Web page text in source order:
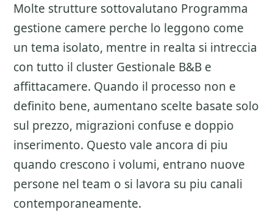
Molte strutture sottovalutano Programma
gestione camere perche lo leggono come
un tema isolato, mentre in realta si intreccia
con tutto il cluster Gestionale B&B e
affittacamere. Quando il processo non e
definito bene, aumentano scelte basate solo
sul prezzo, migrazioni confuse e doppio
inserimento. Questo vale ancora di piu
quando crescono i volumi, entrano nuove
persone nel team o si lavora su piu canali
contemporaneamente.